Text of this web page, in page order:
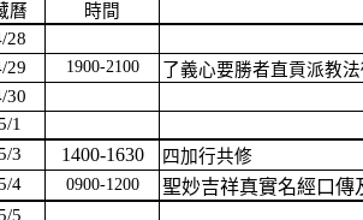
曆 時間
28
29 1900-2100 了義心要勝者直貢派教
30
1
3 1400-1630 四加行共修
4 0900-1200
聖妙吉祥真實名經口傳
5